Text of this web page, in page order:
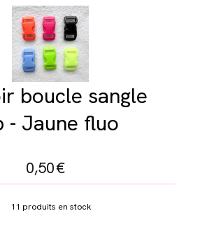
boucle sangle
- Jaune fluo
0,50€
11 produits en stock